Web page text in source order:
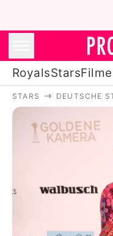
RoyalsStars
STARS DEUTSCHE